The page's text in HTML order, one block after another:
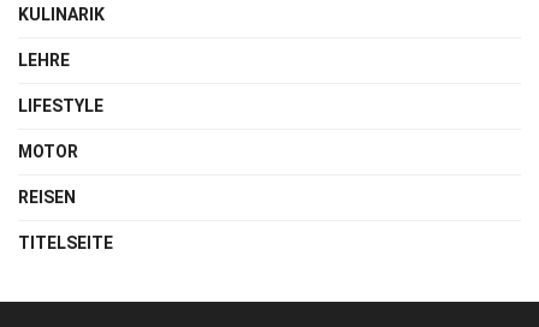
KULINARIK
LEHRE
LIFESTYLE
MOTOR
REISEN
TITELSEITE